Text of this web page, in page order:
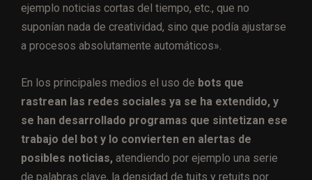
ejemplo noticias cortas del tiempo, etc., que no
suponían nada de creatividad, sino que podía ajustarse
a procesos absolutamente automáticos».
En los principales medios el uso de bots que
rastrean las redes sociales ya se ha extendido, y
se han desarrollado programas que sintetizan ese
trabajo del bot y lo convierten en alertas de
posibles noticias, atendiendo por ejemplo una serie
de palabras clave, la densidad de tuits y retuits por